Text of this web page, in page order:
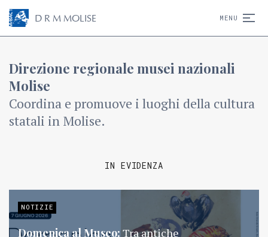
D R M MOLISE MENU
Direzione regionale musei nazionali
Molise
Coordina e promuove i luoghi della cultura
statali in Molise.
IN EVIDENZA
NOTIZIE
Domenica al Museo: Tra antiche